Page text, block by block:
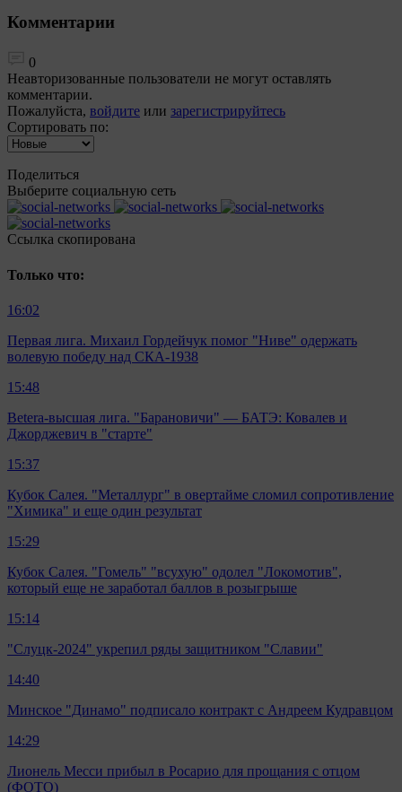
Комментарии
0
Неавторизованные пользователи не могут оставлять
комментарии.
Пожалуйста, войдите или зарегистрируйтесь
Сортировать по:
Поделиться
Выберите социальную сеть
Ccылка скопирована
Только что:
16:02
Первая лига. Михаил Гордейчук помог "Ниве" одержать
волевую победу над СКА-1938
15:48
Betera-высшая лига. "Барановичи" — БАТЭ: Ковалев и
Джорджевич в "старте"
15:37
Кубок Салея. "Металлург" в овертайме сломил сопротивление
"Химика" и еще один результат
15:29
Кубок Салея. "Гомель" "всухую" одолел "Локомотив",
который еще не заработал баллов в розыгрыше
15:14
"Слуцк-2024" укрепил ряды защитником "Славии"
14:40
Минское "Динамо" подписало контракт с Андреем Кудравцом
14:29
Лионель Месси прибыл в Росарио для прощания с отцом
(ФОТО)